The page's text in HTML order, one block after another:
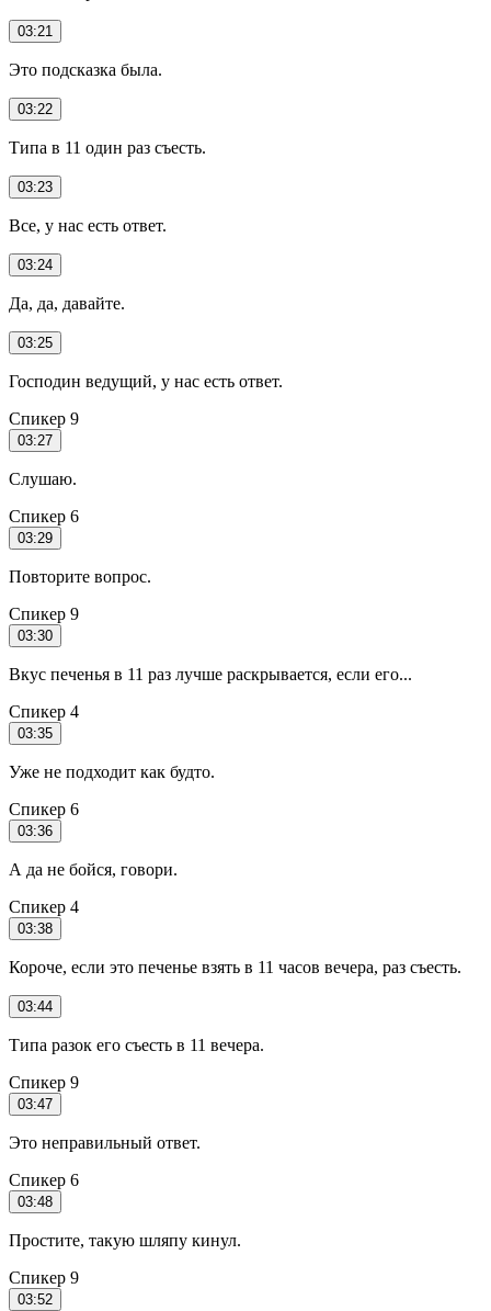
03:21
Это подсказка была.
03:22
Типа в 11 один раз съесть.
03:23
Все, у нас есть ответ.
03:24
Да, да, давайте.
03:25
Господин ведущий, у нас есть ответ.
Спикер 9
03:27
Слушаю.
Спикер 6
03:29
Повторите вопрос.
Спикер 9
03:30
Вкус печенья в 11 раз лучше раскрывается, если его...
Спикер 4
03:35
Уже не подходит как будто.
Спикер 6
03:36
А да не бойся, говори.
Спикер 4
03:38
Короче, если это печенье взять в 11 часов вечера, раз съесть.
03:44
Типа разок его съесть в 11 вечера.
Спикер 9
03:47
Это неправильный ответ.
Спикер 6
03:48
Простите, такую шляпу кинул.
Спикер 9
03:52